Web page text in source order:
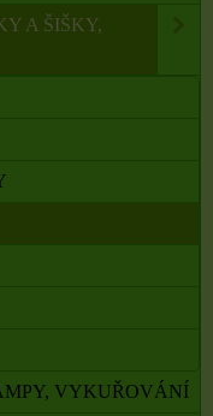
A ŠIŠKY,
VYKUŘOVÁNÍ